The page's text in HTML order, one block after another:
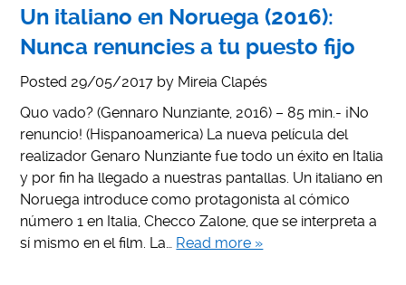
Un italiano en Noruega (2016):
Nunca renuncies a tu puesto fijo
Posted 29/05/2017 by Mireia Clapés
Quo vado? (Gennaro Nunziante, 2016) – 85 min.- ¡No
renuncio! (Hispanoamerica) La nueva película del
realizador Genaro Nunziante fue todo un éxito en Italia
y por fin ha llegado a nuestras pantallas. Un italiano en
Noruega introduce como protagonista al cómico
número 1 en Italia, Checco Zalone, que se interpreta a
sí mismo en el film. La… Read more »